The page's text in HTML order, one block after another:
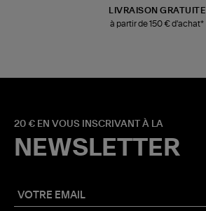
LIVRAISON GRATUITE
à partir de 150 € d'achat*
20 € EN VOUS INSCRIVANT À LA
NEWSLETTER